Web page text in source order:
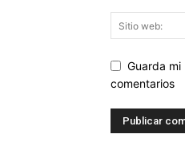
Guarda
comentarios